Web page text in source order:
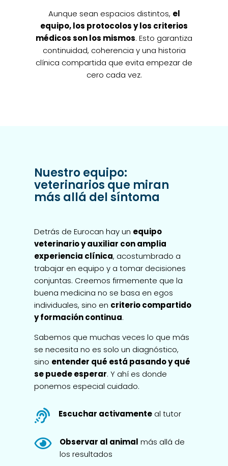
Aunque sean espacios distintos, el
equipo, los protocolos y los criterios
médicos son los mismos. Esto garantiza
continuidad, coherencia y una historia
clínica compartida que evita empezar de
cero cada vez.
Nuestro equipo:
veterinarios que miran
más allá del síntoma
Detrás de Eurocan hay un equipo
veterinario y auxiliar con amplia
experiencia clínica, acostumbrado a
trabajar en equipo y a tomar decisiones
conjuntas. Creemos firmemente que la
buena medicina no se basa en egos
individuales, sino en criterio compartido
y formación continua.
Sabemos que muchas veces lo que más
se necesita no es solo un diagnóstico,
sino entender qué está pasando y qué
se puede esperar. Y ahí es donde
ponemos especial cuidado.
 Escuchar activamenteal tutor
 Observar al animal más allá de
los resultados